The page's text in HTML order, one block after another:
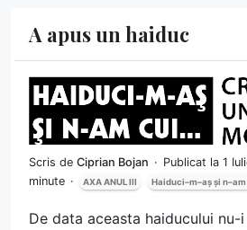
A apus un haiduc
Scris de Ciprian Bojan Publicat la 1
minute
AXA ANUL III Haiduci–m–aș și
De data aceasta haiducului nu-